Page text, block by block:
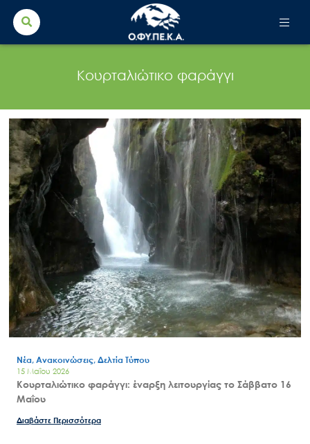
Search
for:
Κουρταλιώτικο φαράγγι
Νέα, Ανακοινώσεις, Δελτία Τύπου
15 Μαΐου 2026
Κουρταλιώτικο φαράγγι: έναρξη λειτουργίας το Σάββατο 16
Μαΐου
Διαβάστε Περισσότερα